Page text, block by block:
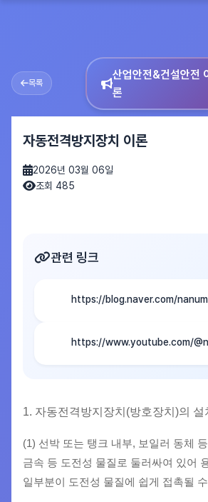
목록
산업안전&건설안전
론
자동전격방지장치 이론
2026년 03월 06일
조회 485
관련 링크
https://blog.naver.com/
https://www.youtube.com/
1. 자동전격방지장치(방호장치)의 설
(1) 선박 또는 탱크 내부, 보일러 동체
금속 등 도전성 물질로 둘러싸여 있어
일부분이 도전성 물질에 쉽게 접촉될